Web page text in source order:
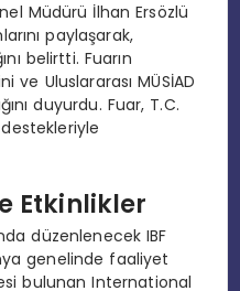
Müdürü İlhan Ersözlü
paylaşarak,
belirtti. Fuarın
ve Uluslararası MÜSİAD
duyurdu. Fuar, T.C.
destekleriyle
Etkinlikler
düzenlenecek IBF
genelinde faaliyet
bulunan International